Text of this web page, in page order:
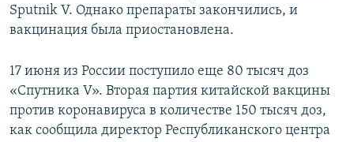
Sputnik V. Однако препараты закончились, и
вакцинация была приостановлена.
17 июня из России поступило еще 80 тысяч доз
«Спутника V». Вторая партия китайской вакцины
против коронавируса в количестве 150 тысяч доз,
как сообщила директор Республиканского центра